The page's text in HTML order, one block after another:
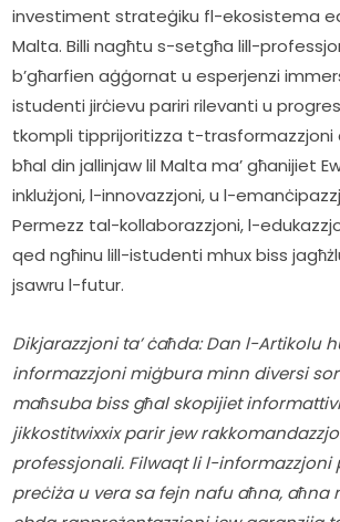
investiment strateġiku fl-ekosistema
Malta. Billi nagħtu s-setgħa lill-
b’għarfien aġġornat u esperjenzi
istudenti jirċievu pariri rilevanti u
tkompli tipprijoritizza t-trasformazzjoni
bħal din jallinjaw lil Malta ma’ għanijiet
inklużjoni, l-innovazzjoni, u l-
Permezz tal-kollaborazzjoni, l-
qed ngħinu lill-istudenti mhux biss
jsawru l-futur.
Dikjarazzjoni ta’ ċaħda: Dan l-Artikolu
informazzjoni miġbura minn diversi
maħsuba biss għal skopijiet
jikkostitwixxix parir jew
professjonali. Filwaqt li l-
preċiża u vera sa fejn nafu aħna, aħna